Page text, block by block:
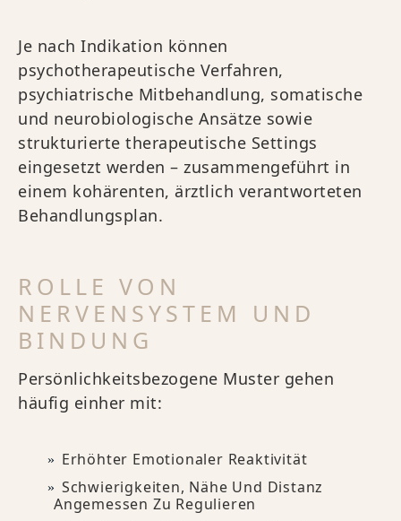
Je nach Indikation können
psychotherapeutische Verfahren,
psychiatrische Mitbehandlung, somatische
und neurobiologische Ansätze sowie
strukturierte therapeutische Settings
eingesetzt werden – zusammengeführt in
einem kohärenten, ärztlich verantworteten
Behandlungsplan.
ROLLE VON
NERVENSYSTEM UND
BINDUNG
Persönlichkeitsbezogene Muster gehen
häufig einher mit:
Erhöhter Emotionaler Reaktivität
Schwierigkeiten, Nähe Und Distanz
Angemessen Zu Regulieren